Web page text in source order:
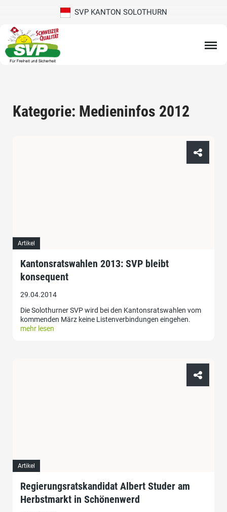
SVP KANTON SOLOTHURN
Kategorie: Medieninfos 2012
Artikel
Kantonsratswahlen 2013: SVP bleibt
konsequent
29.04.2014
Die Solothurner SVP wird bei den Kantonsratswahlen vom
kommenden März keine Listenverbindungen eingehen.
mehr lesen
Artikel
Regierungsratskandidat Albert Studer am
Herbstmarkt in Schönenwerd